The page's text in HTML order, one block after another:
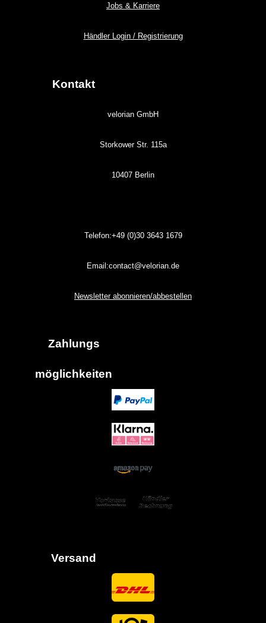
Jobs & Karriere
Händler Login / Registrierung
Kontakt
velorian GmbH
Storkower Str. 115a
10407 Berlin
Telefon:+49 (0)3036431679
Email:contact@velorian.de
Newsletter abonnieren/abbestellen
Zahlungs
möglich keiten
Versand